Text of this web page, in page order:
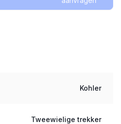
Kohler
Tweewielige trekker